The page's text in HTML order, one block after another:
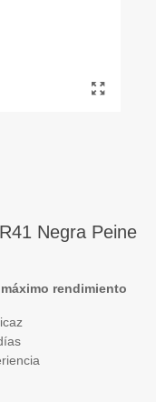
Negra Peine
rendimiento